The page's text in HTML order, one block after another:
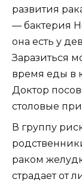
развития
— бактерия
она есть у
Заразиться
время еды в
Доктор
столовые
В группу
раком
страдает от